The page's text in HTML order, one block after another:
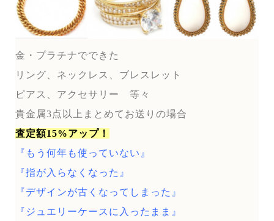
金・プラチナでできた
リング、ネックレス、ブレスレット
ピアス、アクセサリー 等々
貴金属3点以上まとめてお送りの場合
査定額15%アップ！
『もう何年も使っていない』
『指が入らなくなった』
『デザインが古くなってしまった』
『ジュエリーケースに入ったまま』